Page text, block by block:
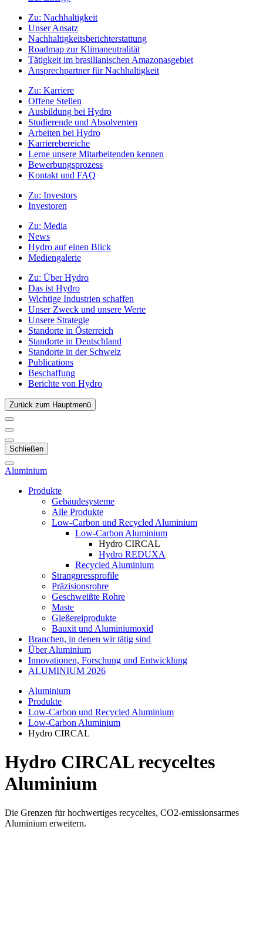
Zu: Nachhaltigkeit
Unser Ansatz
Nachhaltigkeitsberichterstattung
Roadmap zur Klimaneutralität
Tätigkeit im brasilianischen Amazonasgebiet
Ansprechpartner für Nachhaltigkeit
Zu: Karriere
Offene Stellen
Ausbildung bei Hydro
Studierende und Absolventen
Arbeiten bei Hydro
Karrierebereiche
Lerne unsere Mitarbeitenden kennen
Bewerbungsprozess
Kontakt und FAQ
Zu: Investors
Investoren
Zu: Media
News
Hydro auf einen Blick
Mediengalerie
Zu: Über Hydro
Das ist Hydro
Wichtige Industrien schaffen
Unser Zweck und unsere Werte
Unsere Strategie
Standorte in Österreich
Standorte in Deutschland
Standorte in der Schweiz
Publications
Beschaffung
Berichte von Hydro
Zurück zum Hauptmenü
Schließen
Aluminium
Produkte
Gebäudesysteme
Alle Produkte
Low-Carbon und Recycled Aluminium
Low-Carbon Aluminium
Hydro CIRCAL
Hydro REDUXA
Recycled Aluminium
Strangpressprofile
Präzisionsrohre
Geschweißte Rohre
Maste
Gießereiprodukte
Bauxit und Aluminiumoxid
Branchen, in denen wir tätig sind
Über Aluminium
Innovationen, Forschung und Entwicklung
ALUMINIUM 2026
Aluminium
Produkte
Low-Carbon und Recycled Aluminium
Low-Carbon Aluminium
Hydro CIRCAL
Hydro CIRCAL recyceltes
Aluminium
Die Grenzen für hochwertiges recyceltes, CO2-emissionsarmes
Aluminium erweitern.